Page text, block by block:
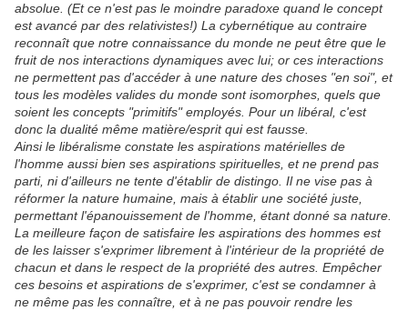
absolue. (Et ce n'est pas le moindre paradoxe quand le concept
est avancé par des relativistes!) La cybernétique au contraire
reconnaît que notre connaissance du monde ne peut être que le
fruit de nos interactions dynamiques avec lui; or ces interactions
ne permettent pas d'accéder à une nature des choses "en soi", et
tous les modèles valides du monde sont isomorphes, quels que
soient les concepts "primitifs" employés. Pour un libéral, c'est
donc la dualité même matière/esprit qui est fausse.
Ainsi le libéralisme constate les aspirations matérielles de
l'homme aussi bien ses aspirations spirituelles, et ne prend pas
parti, ni d'ailleurs ne tente d'établir de distingo. Il ne vise pas à
réformer la nature humaine, mais à établir une société juste,
permettant l'épanouissement de l'homme, étant donné sa nature.
La meilleure façon de satisfaire les aspirations des hommes est
de les laisser s'exprimer librement à l'intérieur de la propriété de
chacun et dans le respect de la propriété des autres. Empêcher
ces besoins et aspirations de s'exprimer, c'est se condamner à
ne même pas les connaître, et à ne pas pouvoir rendre les